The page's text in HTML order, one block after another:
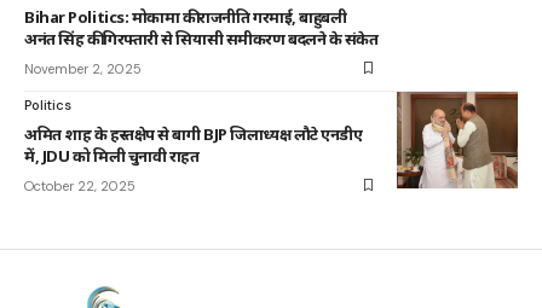
Bihar Politics: मोकामा की राजनीति गरमाई, बाहुबली
अनंत सिंह की गिरफ्तारी से सियासी समीकरण बदलने के संकेत
November 2, 2025
Politics
अमित शाह के हस्तक्षेप से बागी BJP जिलाध्यक्ष लौटे एनडीए
में, JDU को मिली चुनावी राहत
October 22, 2025